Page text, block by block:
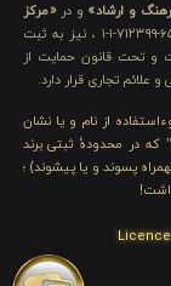
و ارشاد» و در«مرکز
بشماره شامَد: ۱-۳-۶۵-۷۱۲۳۹۹-۱-۱ ، نیز به ثبت
و تحت قانون حمایت از
تجاری قرار دارد.
از نام و یا نشان
که در محدودهٔ ثبتی برند
پسوند و یا پیشوند) ؛